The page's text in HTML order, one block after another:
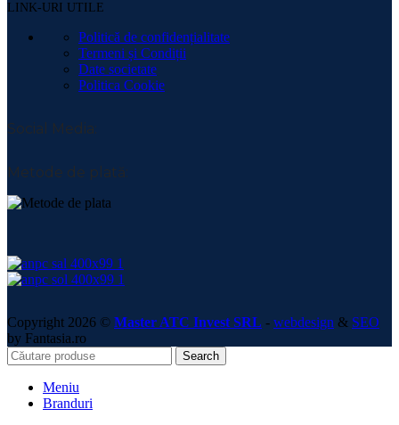
LINK-URI UTILE
Politică de confidențialitate
Termeni și Condiții
Date societate
Politica Cookie
Social Media:
Metode de plată:
Copyright 2026 © Master ATC Invest SRL - webdesign & SEO
by Fantasia.ro
Search
Meniu
Branduri